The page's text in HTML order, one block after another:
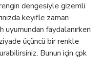
dengesiyle gizemli
keyifle zaman
uyumundan faydalanırken
üçüncü bir renkle
Bunun için çpk